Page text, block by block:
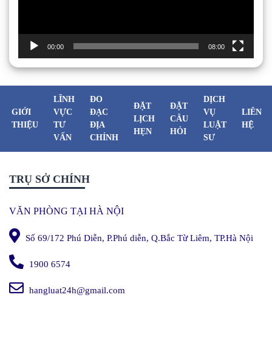
00:00 08:00
GIỚI
THIỆU
LĨNH
VỰC
TƯ
VẤN
ĐO
ĐẠC
ĐỊA
CHÍNH
ĐẶT
LỊCH
HẸN
ĐẶT
CÂU
HỎI
DỊCH
VỤ
LUẬT
SƯ
LIÊN
HỆ
TRỤ SỞ CHÍNH
VĂN PHÒNG TẠI HÀ NỘI
Số 69/172 Phú Diễn, P.Phú diễn, Q.Bắc Từ Liêm, TP.Hà Nội
1900 6574
hangluat24h@gmail.com